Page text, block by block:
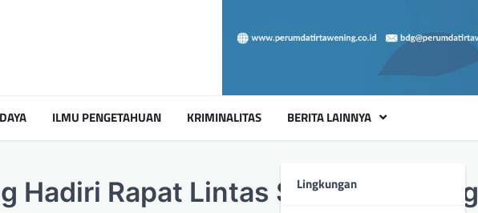
ILMU PENGETAHUAN KRIMINALITAS BERITA LAINNYA
Lingkungan
Hadiri Rapat Lintas Sektoral Jelang